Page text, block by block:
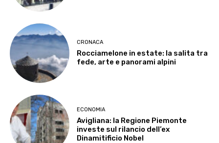
CRONACA
Rocciamelone in estate: la salita tra
fede, arte e panorami alpini
ECONOMIA
Avigliana: la Regione Piemonte
investe sul rilancio dell’ex
Dinamitificio Nobel